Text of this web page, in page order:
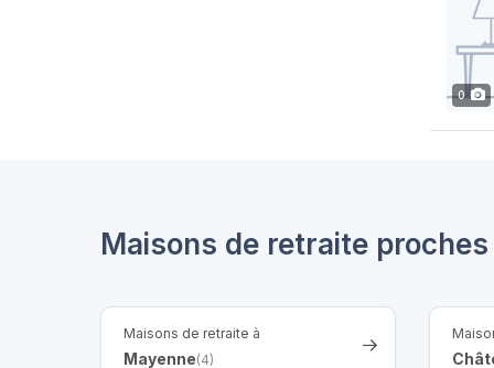
0
Maisons de retraite
Maisons de retraite à
Mayenne(4)